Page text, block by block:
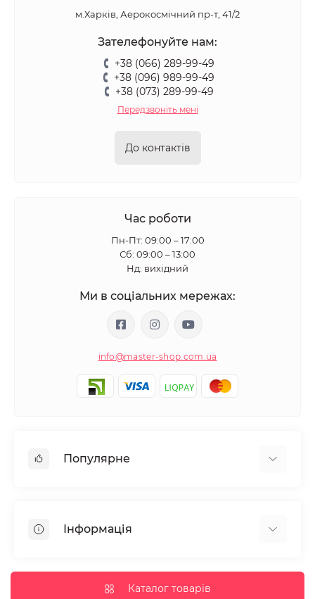
м.Харків, Аерокосмічний пр-т, 41/2
Зателефонуйте нам:
+38 (066) 289-99-49
+38 (096) 989-99-49
+38 (073) 289-99-49
Передзвоніть мені
До контактів
Час роботи
Пн-Пт: 09:00 – 17:00
Сб: 09:00 – 13:00
Нд: вихідний
Ми в соціальних мережах:
info@master-shop.com.ua
Популярне
Парафінотерапія
Вії та брови
Дезінфекція та стерилізація
Інформація
Доставка та оплата
Каталог товарів